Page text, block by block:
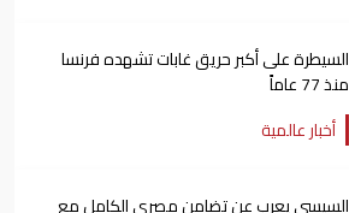
السيطرة على أكبر حريق غابات تشهده فرنسا
منذ 77 عاماً
أخبار عالمية
السيسي يعرب عن تضامن مصري الكامل مع